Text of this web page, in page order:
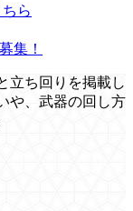
ら
集！
立ち回りを掲載し
や、武器の回し方